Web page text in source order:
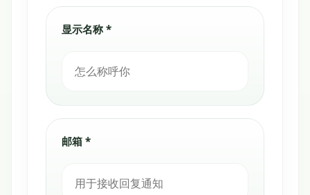
显示名称 *
邮箱 *